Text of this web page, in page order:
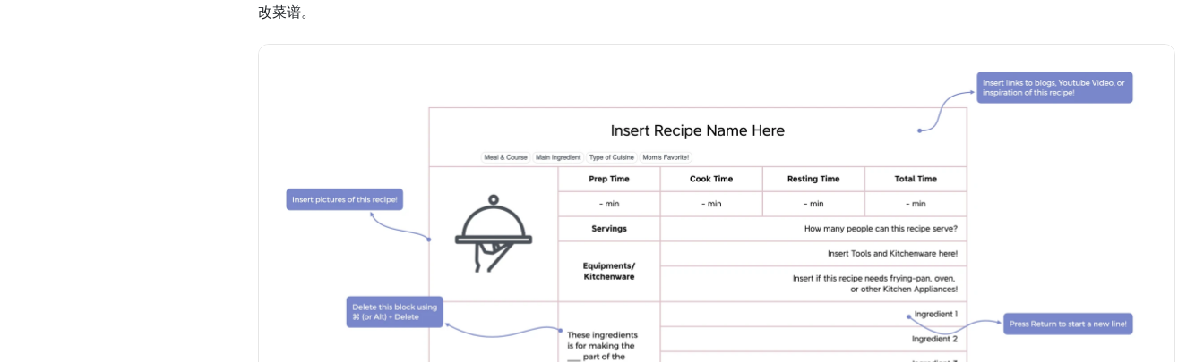
改菜谱。